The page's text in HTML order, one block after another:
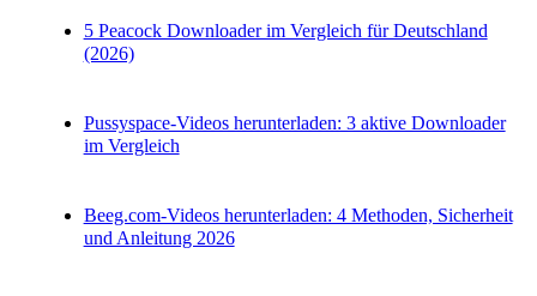
5 Peacock Downloader im Vergleich für Deutschland
(2026)
Pussyspace-Videos herunterladen: 3 aktive Downloader
im Vergleich
Beeg.com-Videos herunterladen: 4 Methoden, Sicherheit
und Anleitung 2026